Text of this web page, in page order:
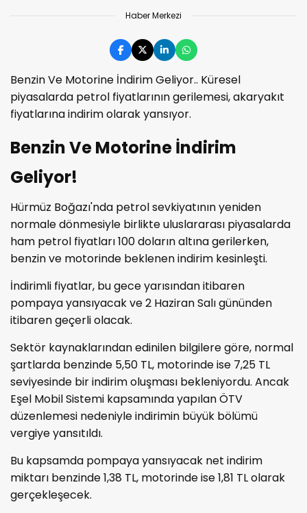
Haber Merkezi
Benzin Ve Motorine İndirim Geliyor.. Küresel
piyasalarda petrol fiyatlarının gerilemesi, akaryakıt
fiyatlarına indirim olarak yansıyor.
Benzin Ve Motorine İndirim
Geliyor!
Hürmüz Boğazı'nda petrol sevkiyatının yeniden
normale dönmesiyle birlikte uluslararası piyasalarda
ham petrol fiyatları 100 doların altına gerilerken,
benzin ve motorinde beklenen indirim kesinleşti.
İndirimli fiyatlar, bu gece yarısından itibaren
pompaya yansıyacak ve 2 Haziran Salı gününden
itibaren geçerli olacak.
Sektör kaynaklarından edinilen bilgilere göre, normal
şartlarda benzinde 5,50 TL, motorinde ise 7,25 TL
seviyesinde bir indirim oluşması bekleniyordu. Ancak
Eşel Mobil Sistemi kapsamında yapılan ÖTV
düzenlemesi nedeniyle indirimin büyük bölümü
vergiye yansıtıldı.
Bu kapsamda pompaya yansıyacak net indirim
miktarı benzinde 1,38 TL, motorinde ise 1,81 TL olarak
gerçekleşecek.